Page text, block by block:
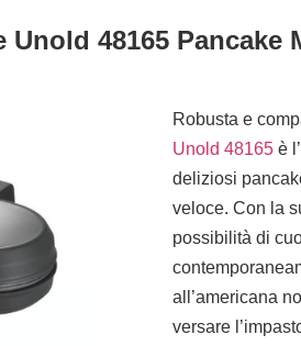
48165 Pancake
Robusta e
Unold 48165 è
deliziosi
veloce. Con la
possibilità di
all’americana
versare